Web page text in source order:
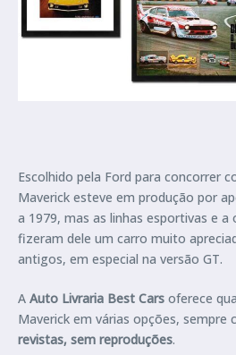
Escolhido pela Ford para concorrer
Maverick esteve em produção por
a 1979, mas as linhas esportivas e
fizeram dele um carro muito
antigos, em especial na versão GT.
A Auto Livraria Best Cars oferece
Maverick em várias opções, sempre
revistas, sem reproduções.